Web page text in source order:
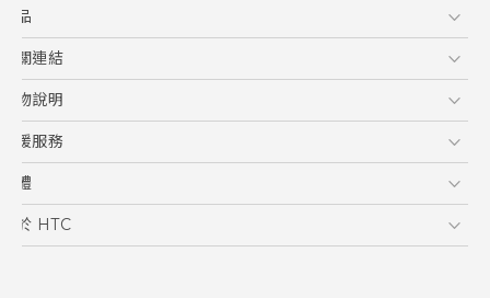
產品
型手機
相關連結
Research
購物說明
物須知
管理
款方式
支援服務
府收送維修服務
務中心資訊
戶服務佈告欄
軟體
用程式
關於 HTC